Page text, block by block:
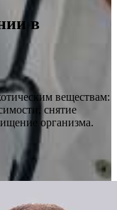
в
веществам:
снятие
организма.